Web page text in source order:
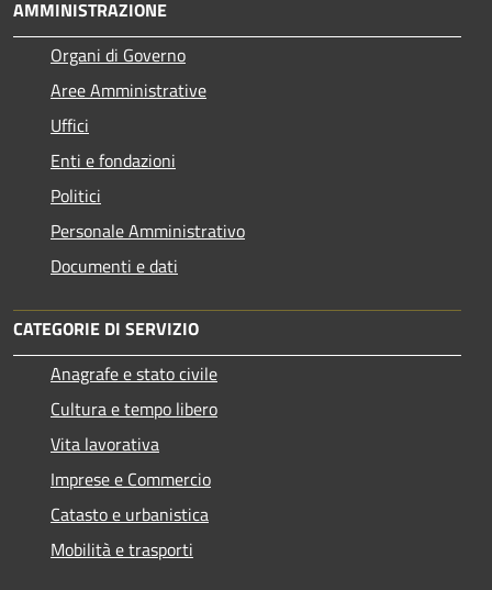
AMMINISTRAZIONE
Organi di Governo
Aree Amministrative
Uffici
Enti e fondazioni
Politici
Personale Amministrativo
Documenti e dati
CATEGORIE DI SERVIZIO
Anagrafe e stato civile
Cultura e tempo libero
Vita lavorativa
Imprese e Commercio
Catasto e urbanistica
Mobilità e trasporti